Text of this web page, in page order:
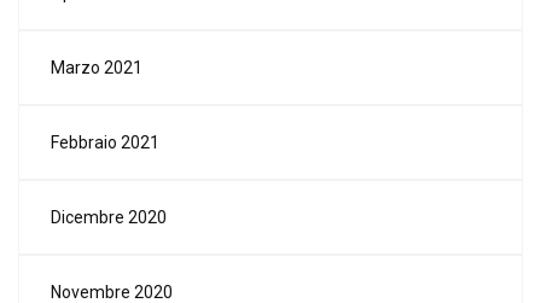
Marzo 2021
Febbraio 2021
Dicembre 2020
Novembre 2020